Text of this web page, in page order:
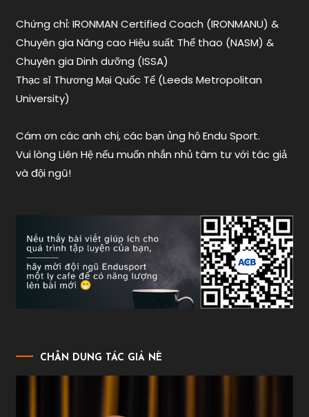
Chứng chỉ: IRONMAN Certified Coach (IRONMANU) &
Chuyên gia Nâng cao Hiệu suất Thể thao (NASM) &
Chuyên gia Dinh dưỡng (ISSA)
Thạc sĩ Thương Mại Quốc Tế (Leeds Metropolitan
University)
Cám ơn các anh chị, các bạn ủng hộ Endu Sport.
Vui lòng Liên Hệ nếu muốn nhắn nhủ tâm tư với tác giả
và đội ngũ!
CHÂN DUNG TÁC GIẢ NÈ